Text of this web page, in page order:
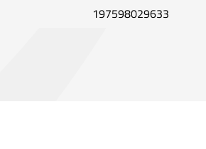
197598029633